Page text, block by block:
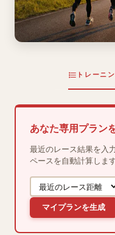
トレーニ
あなた専用プラン
最近のレース結果を入
ペースを自動計算します
マイプランを生成